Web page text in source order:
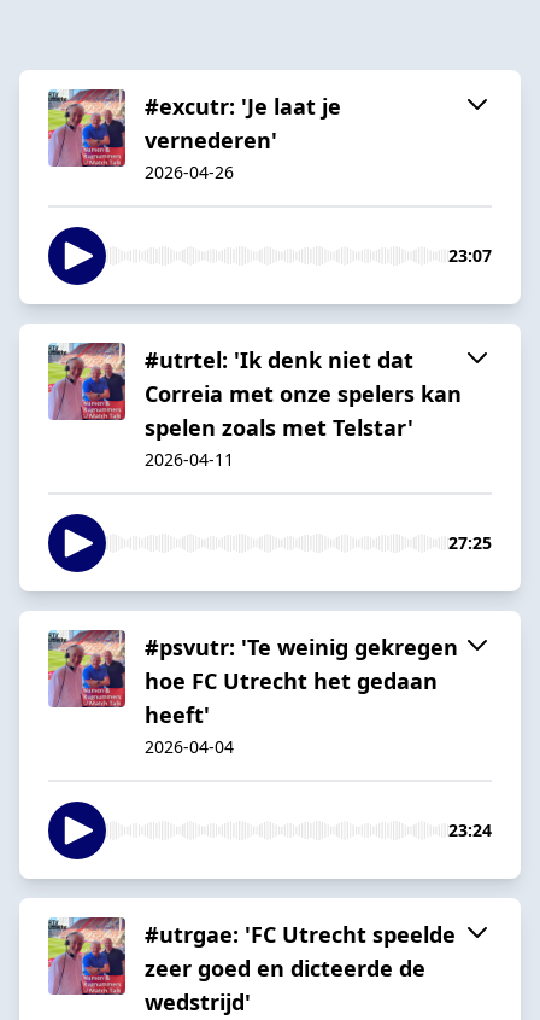
#excutr: 'Je laat je
vernederen'
2026-04-26
23:07
#utrtel: 'Ik denk niet dat
Correia met onze spelers kan
spelen zoals met Telstar'
2026-04-11
27:25
#psvutr: 'Te weinig gekregen
hoe FC Utrecht het gedaan
heeft'
2026-04-04
23:24
#utrgae: 'FC Utrecht speelde
zeer goed en dicteerde de
wedstrijd'